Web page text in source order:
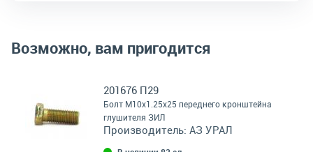
Возможно, вам пригодится
201676 П29
Болт М10х1.25х25 переднего кронштейна
глушителя ЗИЛ
Производитель: АЗ УРАЛ